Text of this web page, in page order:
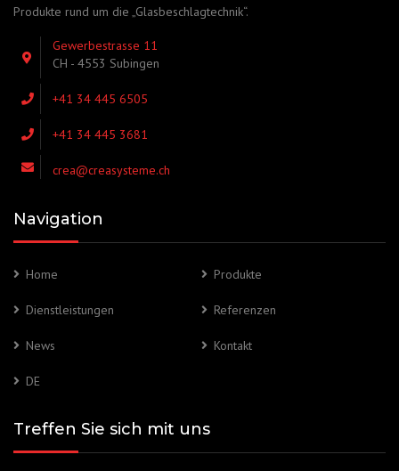
Produkte rund um die „Glasbeschlagtechnik“.
Gewerbestrasse 11
CH - 4553 Subingen
+41 34 445 6505
+41 34 445 3681
crea@creasysteme.ch
Navigation
Home Produkte
Dienstleistungen Referenzen
News Kontakt
DE
Treffen Sie sich mit uns